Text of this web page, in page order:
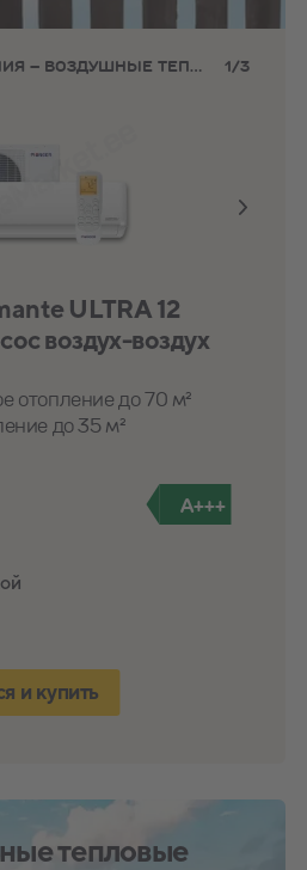
A++
ЛУЧШИЕ ПРЕДЛОЖЕНИЯ – ВОЗДУШНЫЕ ТЕПЛОВЫЕ НАСОСЫ 1/3
ULTRA 12
воздух-воздух
отопление до 70 м²
до 35 м²
A+++
и купить
Power Heat Multi с 2
блоками 8,7 kW
нагрев до 150 м²
60 m²
и купить
тепловые